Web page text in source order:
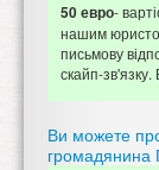
50 евро-
нашим
письмову
скайп-
Ви можете
громадянина